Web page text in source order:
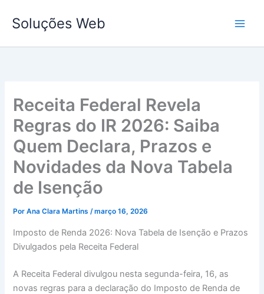
para
conteúdo
Soluções Web
Receita Federal Revela
Regras do IR 2026: Saiba
Quem Declara, Prazos e
Novidades da Nova Tabela
de Isenção
PorAna Clara Martins/março 16, 2026
Imposto de Renda 2026: Nova Tabela de Isenção e Prazos
Divulgados pela Receita Federal
A Receita Federal divulgou nesta segunda-feira, 16, as
novas regras para a declaração do Imposto de Renda de